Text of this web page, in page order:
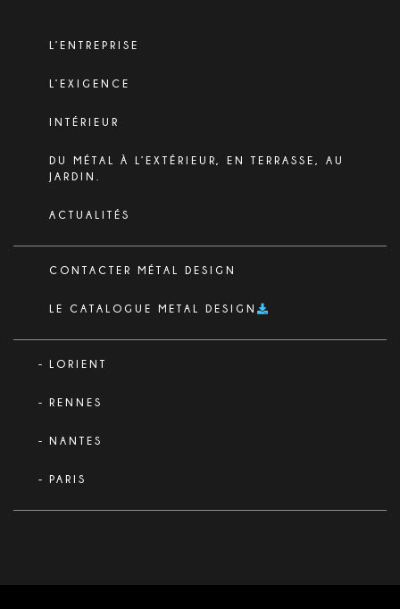
L’ENTREPRISE
L’EXIGENCE
INTÉRIEUR
DU MÉTAL À L’EXTÉRIEUR, EN TERRASSE, AU
JARDIN.
ACTUALITÉS
CONTACTER MÉTAL DESIGN
LE CATALOGUE METAL DESIGN
LORIENT
RENNES
NANTES
PARIS